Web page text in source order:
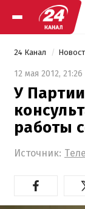
24 Канал
12 мая 2012, 21:26
У
работы
Источник: